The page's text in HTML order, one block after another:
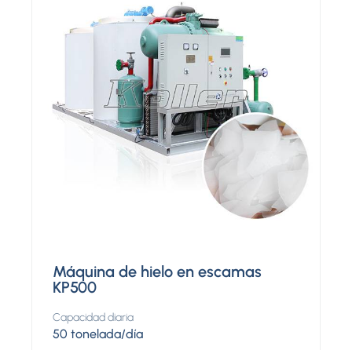
Máquina de hielo en escamas
KP500
Capacidad diaria
50 tonelada/día